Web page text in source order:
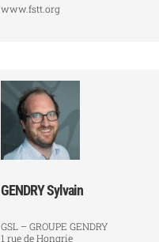
www.fstt.org
GENDRY Sylvain
GSL – GROUPE GENDRY
1 rue de Hongrie